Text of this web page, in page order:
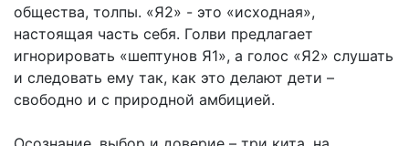
общества, толпы. «Я2» - это «исходная»,
настоящая часть себя. Голви предлагает
игнорировать «шептунов Я1», а голос «Я2» слушать
и следовать ему так, как это делают дети –
свободно и с природной амбицией.